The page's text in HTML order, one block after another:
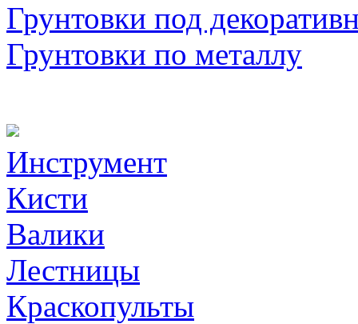
Грунтовки под
Грунтовки по металлу
Инструмент
Кисти
Валики
Лестницы
Краскопульты